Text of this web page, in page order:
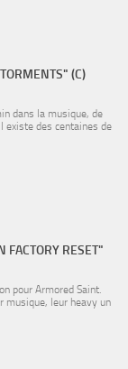
(C)
dans la musique, de
existe des centaines de
FACTORY RESET"
pour Armored Saint.
musique, leur heavy un